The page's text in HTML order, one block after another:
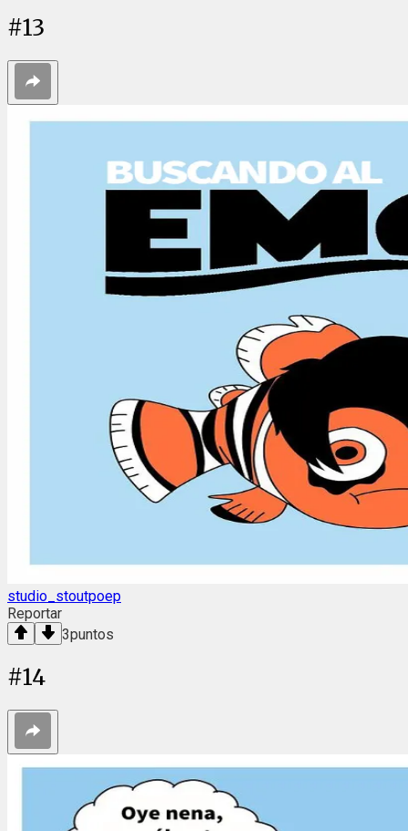
#13
studio_stoutpoep
Reportar
3puntos
#14